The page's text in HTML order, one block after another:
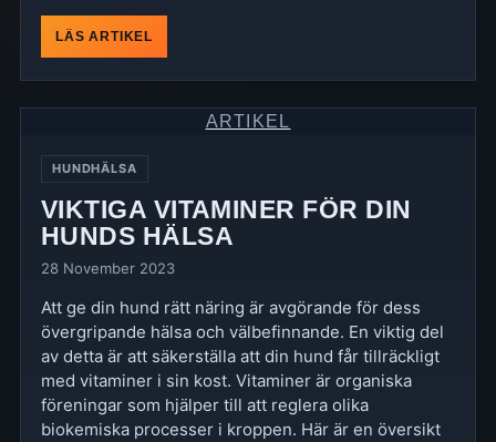
LÄS ARTIKEL
ARTIKEL
HUNDHÄLSA
VIKTIGA VITAMINER FÖR DIN
HUNDS HÄLSA
28 November 2023
Att ge din hund rätt näring är avgörande för dess
övergripande hälsa och välbefinnande. En viktig del
av detta är att säkerställa att din hund får tillräckligt
med vitaminer i sin kost. Vitaminer är organiska
föreningar som hjälper till att reglera olika
biokemiska processer i kroppen. Här är en översikt